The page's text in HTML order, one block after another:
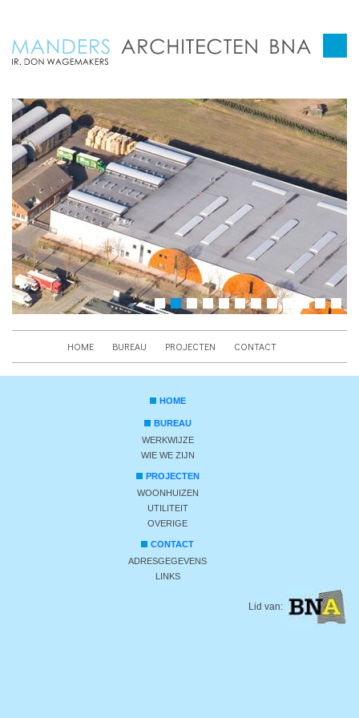
HOME BUREAU PROJECTEN CONTACT
HOME
BUREAU
WERKWIJZE
WIE WE ZIJN
PROJECTEN
WOONHUIZEN
UTILITEIT
OVERIGE
CONTACT
ADRESGEGEVENS
LINKS
Lid van: